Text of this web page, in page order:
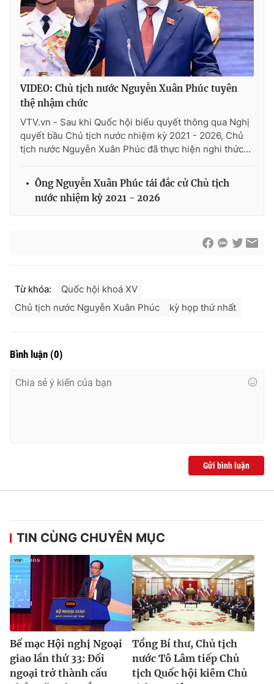
VIDEO: Chủ tịch nước Nguyễn Xuân Phúc tuyên
thệ nhậm chức
VTV.vn - Sau khi Quốc hội biểu quyết thông qua Nghị
quyết bầu Chủ tịch nước nhiệm kỳ 2021 - 2026, Chủ
tịch nước Nguyễn Xuân Phúc đã thực hiện nghi thức...
Ông Nguyễn Xuân Phúc tái đắc cử Chủ tịch
nước nhiệm kỳ 2021 - 2026
Từ khóa:
Quốc hội khoá XV
Chủ tịch nước Nguyễn Xuân Phúc
kỳ họp thứ nhất
Bình luận (0)
Gửi bình luận
TIN CÙNG CHUYÊN MỤC
Bế mạc Hội nghị Ngoại
giao lần thứ 33: Đối
ngoại trở thành cấu
Tổng Bí thư, Chủ tịch
nước Tô Lâm tiếp Chủ
tịch Quốc hội kiêm Chủ